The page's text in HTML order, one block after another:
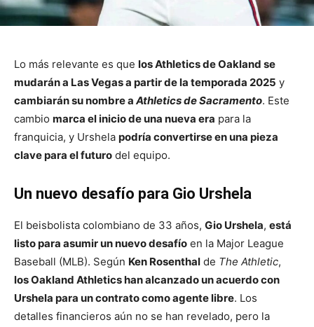
Lo más relevante es que los Athletics de Oakland se
mudarán a Las Vegas a partir de la temporada 2025 y
cambiarán su nombre a Athletics de Sacramento. Este
cambio marca el inicio de una nueva era para la
franquicia, y Urshela podría convertirse en una pieza
clave para el futuro del equipo.
Un nuevo desafío para Gio Urshela
El beisbolista colombiano de 33 años, Gio Urshela, está
listo para asumir un nuevo desafío en la Major League
Baseball (MLB). Según Ken Rosenthal de The Athletic,
los Oakland Athletics han alcanzado un acuerdo con
Urshela para un contrato como agente libre. Los
detalles financieros aún no se han revelado, pero la